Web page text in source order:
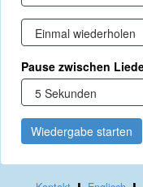
Pause zwischen
Wiedergabe starten